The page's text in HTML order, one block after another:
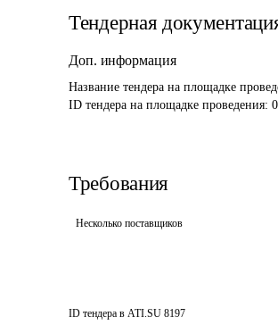
Тендерная
Доп. информация
Название тендера на площадке
ID тендера на площадке проведения:
Требования
Несколько поставщиков
ID тендера в ATI.SU 8197